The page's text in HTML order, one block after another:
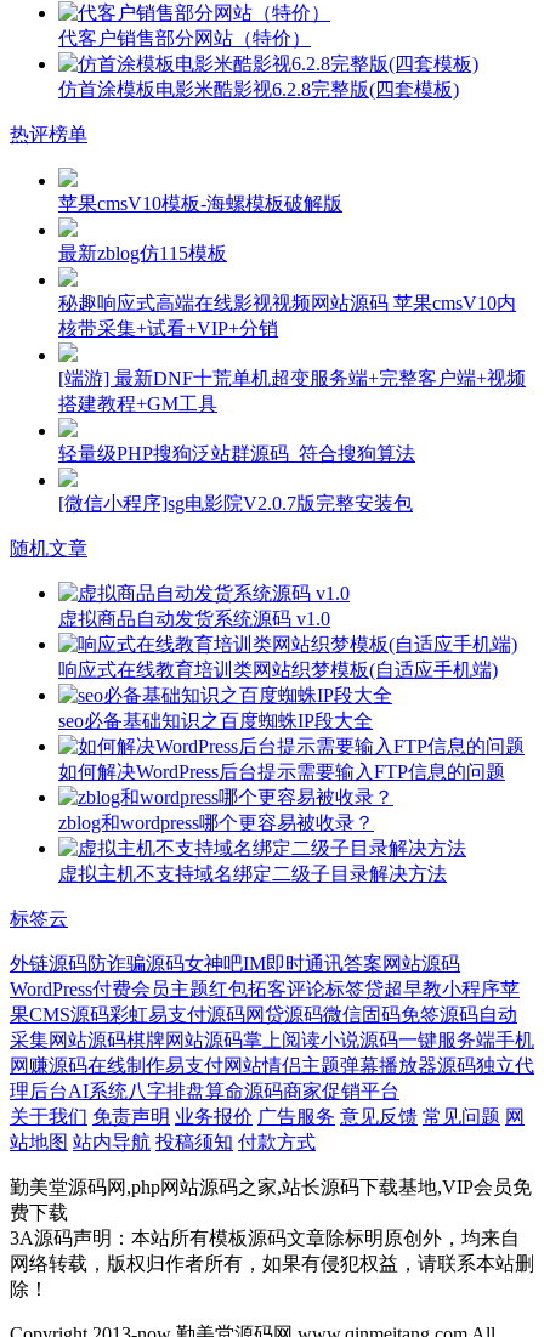
代客户销售部分网站（特价）
仿首涂模板电影米酷影视6.2.8完整版(四套模板)
热评榜单
苹果cmsV10模板-海螺模板破解版
最新zblog仿115模板
秘趣响应式高端在线影视视频网站源码 苹果cmsV10内
核带采集+试看+VIP+分销
[端游] 最新DNF十荒单机超变服务端+完整客户端+视频
搭建教程+GM工具
轻量级PHP搜狗泛站群源码_符合搜狗算法
[微信小程序]sg电影院V2.0.7版完整安装包
随机文章
虚拟商品自动发货系统源码 v1.0
响应式在线教育培训类网站织梦模板(自适应手机端)
seo必备基础知识之百度蜘蛛IP段大全
如何解决WordPress后台提示需要输入FTP信息的问题
zblog和wordpress哪个更容易被收录？
虚拟主机不支持域名绑定二级子目录解决方法
标签云
外链源码防诈骗源码女神吧IM即时通讯答案网站源码
WordPress付费会员主题红包拓客评论标签贷超早教小程序苹
果CMS源码彩虹易支付源码网贷源码微信固码免签源码自动
采集网站源码棋牌网站源码掌上阅读小说源码一键服务端手机
网赚源码在线制作易支付网站情侣主题弹幕播放器源码独立代
理后台AI系统八字排盘算命源码商家促销平台
关于我们 免责声明 业务报价 广告服务 意见反馈 常见问题 网
站地图 站内导航 投稿须知 付款方式
勤美堂源码网,php网站源码之家,站长源码下载基地,VIP会员免
费下载
3A源码声明：本站所有模板源码文章除标明原创外，均来自
网络转载，版权归作者所有，如果有侵犯权益，请联系本站删
除！